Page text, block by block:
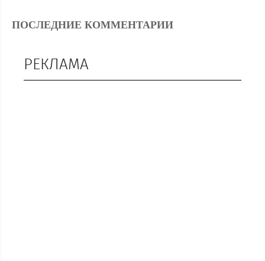
ПОСЛЕДНИЕ КОММЕНТАРИИ
РЕКЛАМА